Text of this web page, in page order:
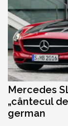
Mercedes
„cântecul
german